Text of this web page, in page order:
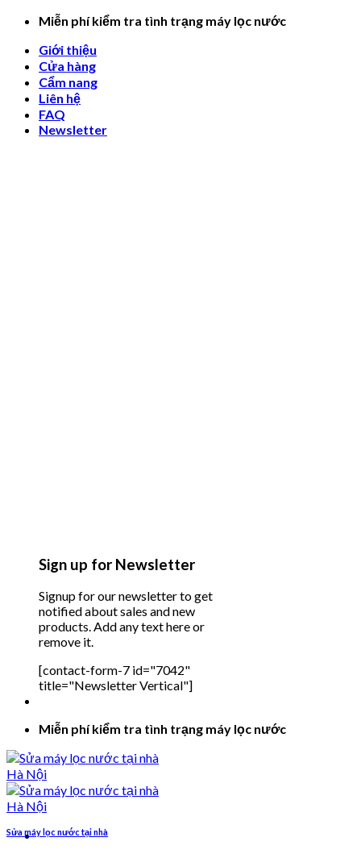
Skip
content
Miễn phí kiểm tra tình trạng máy lọc nước
Giới thiệu
Cửa hàng
Cẩm nang
Liên hệ
FAQ
Newsletter
Sign up for Newsletter
Signup for our newsletter to get
notified about sales and new
products. Add any text here or
remove it.
[contact-form-7 id="7042"
title="Newsletter Vertical"]
Miễn phí kiểm tra tình trạng máy lọc nước
Sửa máy lọc nước tại nhà